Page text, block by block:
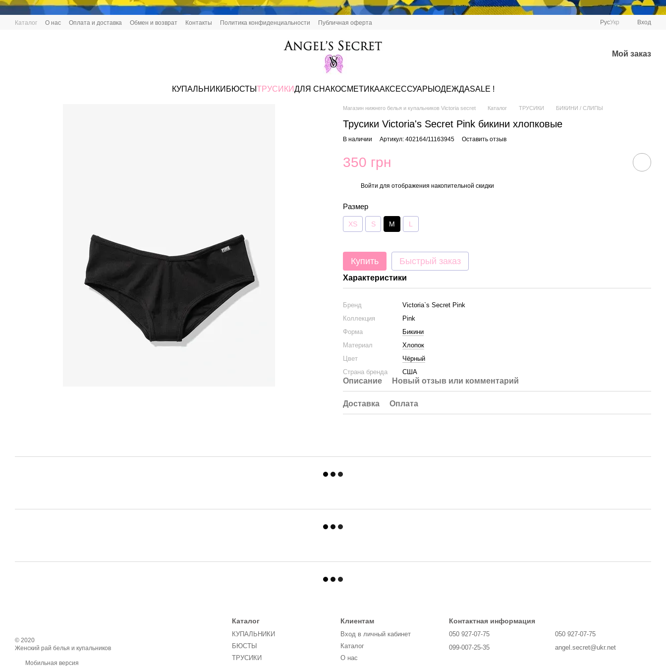
Перейти к основному контенту
Каталог О нас Оплата и доставка Обмен и возврат Контакты Политика конфиденциальности Публичная оферта РусУкр Вход
Мой заказ
КУПАЛЬНИКИ БЮСТЫ ТРУСИКИДЛЯ СНАКОСМЕТИКААКСЕССУАРЫ ОДЕЖДАSALE !
Магазин нижнего белья и купальников Victoria secret Каталог ТРУСИКИ БИКИНИ / СЛИПЫ
Трусики Victoria's Secret Pink бикини хлопковые
В наличии Артикул: 402164/11163945 Оставить отзыв
350 грн
Войти для отображения накопительной скидки
Размер
XS S M L
Купить Быстрый заказ
Характеристики
Бренд
Victoria`s Secret Pink
Коллекция
Pink
Форма
Бикини
Материал
Хлопок
Цвет
Чёрный
Страна бренда
США
Описание Новый отзыв или комментарий
Доставка Оплата
© 2020
Женский рай белья и купальников
Мобильная версия
Каталог
КУПАЛЬНИКИ
БЮСТЫ
ТРУСИКИ
Клиентам
Вход в личный кабинет
Каталог
О нас
Контактная информация
050 927-07-75
099-007-25-35
050 927-07-75
angel.secret@ukr.net